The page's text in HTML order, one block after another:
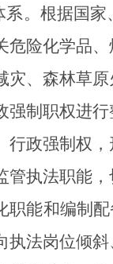
系。 根据国家
危险化学品
灾、森林草
强制职权进
行政强制权
管执法职能
职能和编制
执法岗位倾